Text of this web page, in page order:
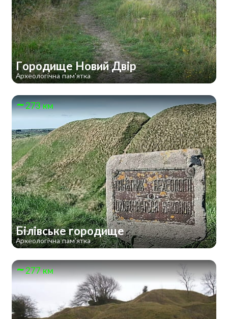
Городище Новий Двір
Археологічна пам'ятка
273 км
Білівське городище
Археологічна пам'ятка
277 км